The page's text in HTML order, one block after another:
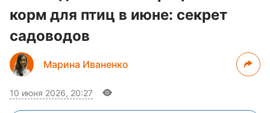
корм для птиц в июне: секрет
садоводов
Марина Иваненко
10 июня 2026, 20:27